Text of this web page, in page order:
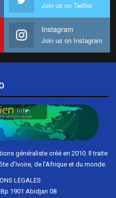
Join us on Twitter
Instagram
Join us on Instagram
généraliste créé en 2010. Il traite
d'Ivoire, de l'Afrique et du monde.
LEGALES
1901 Abidjan 08